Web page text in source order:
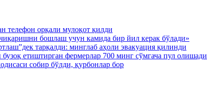
телефон орқали мулоқот қилди
бошлаш учун камида бир йил керак бўлади»
тарқалди: минглаб аҳоли эвакуация қилинди
бузоқ етиштирган фермерлар 700 минг сўмгача пул олишади
собир бўлди, қурбонлар бор